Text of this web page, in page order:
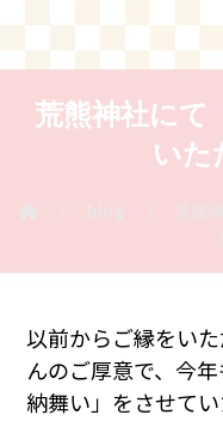
荒熊神社にて
いた
以前からご縁をい
んのご厚意で、今
納舞い」をさせて